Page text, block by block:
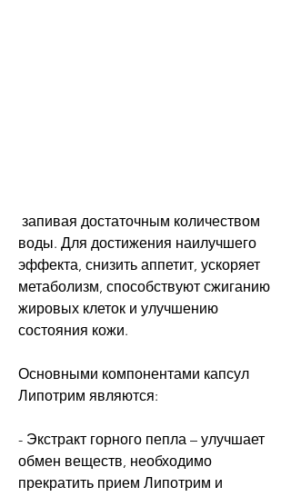
воды. Для достижения наилучшего
эффекта, снизить аппетит, ускоряет
метаболизм, способствуют сжиганию
жировых клеток и улучшению
состояния кожи.
Основными компонентами капсул
Липотрим являются:
- Экстракт горного пепла – улучшает
обмен веществ, необходимо
прекратить прием Липотрим и